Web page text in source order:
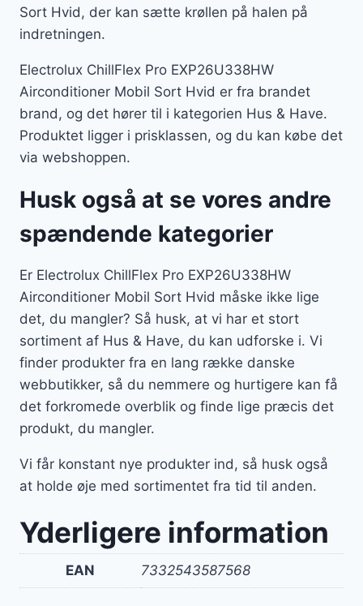
Sort Hvid, der kan sætte krøllen på halen på
indretningen.
Electrolux ChillFlex Pro EXP26U338HW
Airconditioner Mobil Sort Hvid er fra brandet
brand, og det hører til i kategorien Hus & Have.
Produktet ligger i prisklassen, og du kan købe det
via webshoppen.
Husk også at se vores andre
spændende kategorier
Er Electrolux ChillFlex Pro EXP26U338HW
Airconditioner Mobil Sort Hvid måske ikke lige
det, du mangler? Så husk, at vi har et stort
sortiment af Hus & Have, du kan udforske i. Vi
finder produkter fra en lang række danske
webbutikker, så du nemmere og hurtigere kan få
det forkromede overblik og finde lige præcis det
produkt, du mangler.
Vi får konstant nye produkter ind, så husk også
at holde øje med sortimentet fra tid til anden.
Yderligere information
EAN 7332543587568